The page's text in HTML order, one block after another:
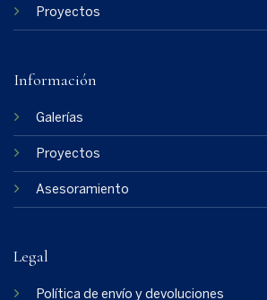
Proyectos
Información
Galerías
Proyectos
Asesoramiento
Legal
Política de envío y devoluciones